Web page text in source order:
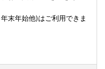
末年始他)はご利用できま